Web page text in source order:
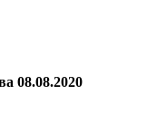
08.08.2020